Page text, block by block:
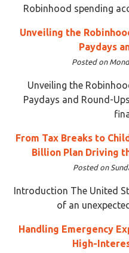
Robinhood spending
Unveiling the
Paydays
Posted on
Unveiling the
Paydays and Round-
From Tax Breaks to
Billion Plan Driving
Posted on
Introduction The United
of an
Handling Emergency
High-